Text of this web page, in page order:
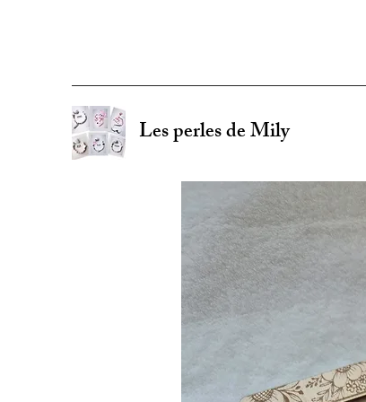
Les perles de Mily